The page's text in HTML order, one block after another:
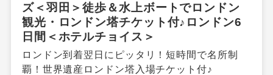
ズ＜羽田＞徒歩＆水上ボートでロンドン
観光・ロンドン塔チケット付♪ロンドン6
日間＜ホテルチョイス＞
ロンドン到着翌日にピッタリ！短時間で名所制
覇！世界遺産ロンドン塔入場チケット付♪